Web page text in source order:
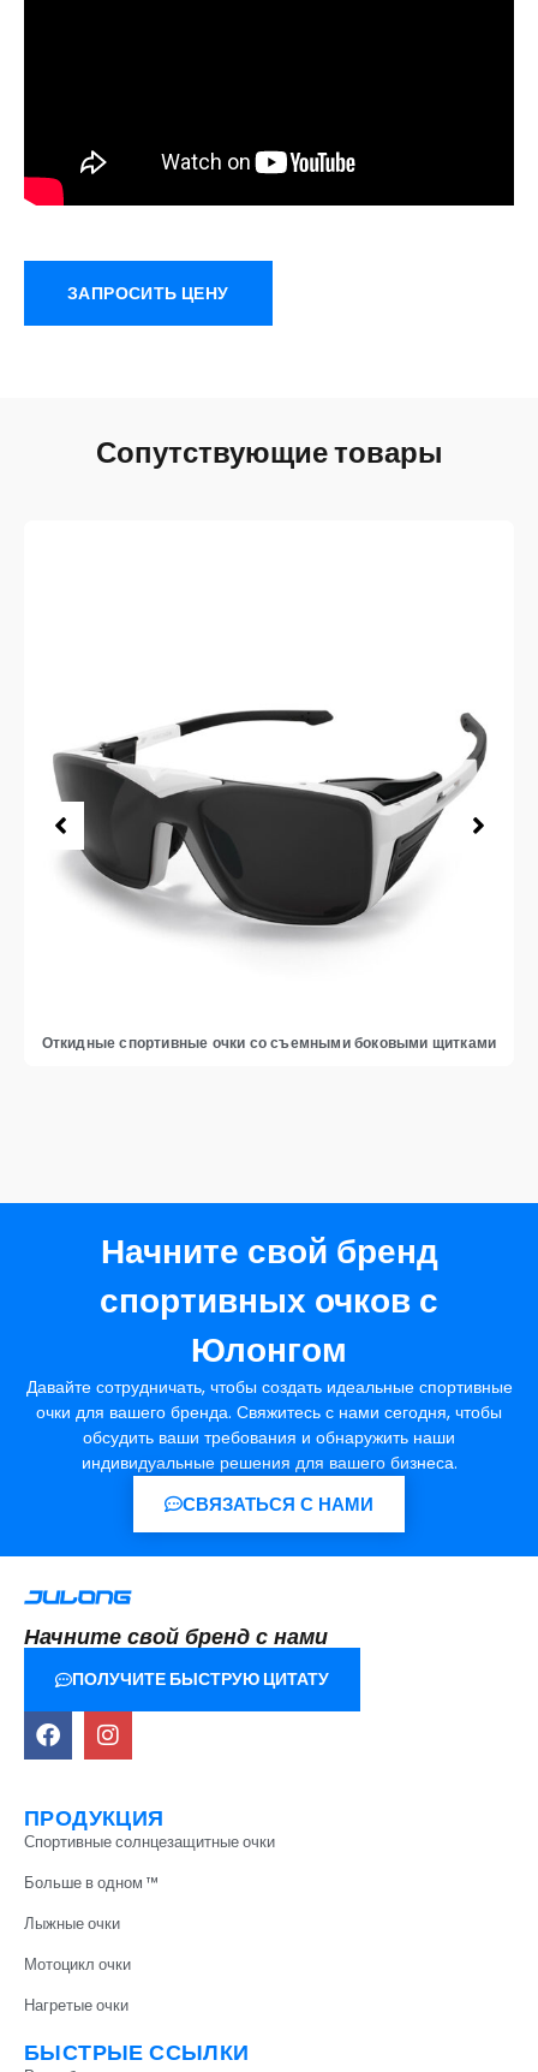
ЗАПРОСИТЬ ЦЕНУ
Сопутствующие товары
Откидные спортивные очки со съемными боковыми щитками
Начните свой бренд
спортивных очков с
Юлонгом
Давайте сотрудничать, чтобы создать идеальные спортивные
очки для вашего бренда. Свяжитесь с нами сегодня, чтобы
обсудить ваши требования и обнаружить наши
индивидуальные решения для вашего бизнеса.
СВЯЗАТЬСЯ С НАМИ
Начните свой бренд с нами
ПОЛУЧИТЕ БЫСТРУЮ ЦИТАТУ
ПРОДУКЦИЯ
Спортивные солнцезащитные очки
Больше в одном ™
Лыжные очки
Мотоцикл очки
Нагретые очки
БЫСТРЫЕ ССЫЛКИ